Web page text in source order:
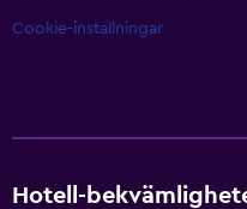
Cookie-inställningar
Hotell-